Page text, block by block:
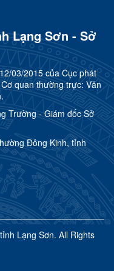
Lạng Sơn - Sở
03/2015 của Cục phát
quan thường trực: Văn
Trường - Giám đốc Sở
Đông Kinh, tỉnh
Lạng Sơn. All Rights